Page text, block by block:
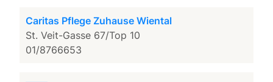
Caritas Pflege Zuhause Wiental
St. Veit-Gasse 67/Top 10
01/8766653